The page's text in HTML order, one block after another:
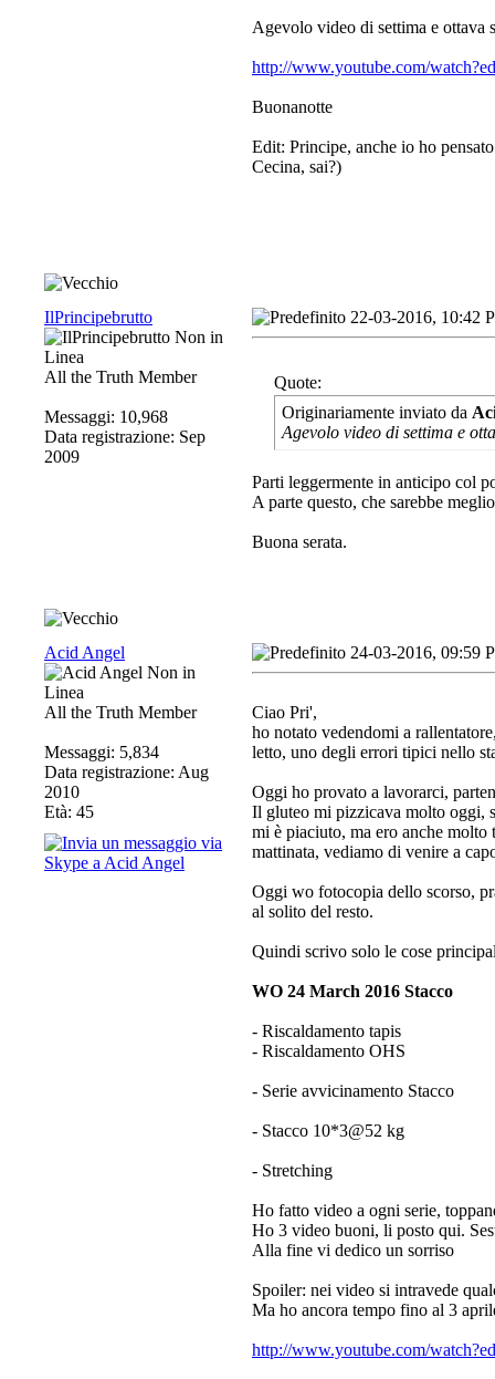
Agevolo video di settima e ottava
http://www.youtube.com/
Buonanotte
Edit: Principe, anche io ho
Cecina, sai?)
IlPrincipebrutto
All the Truth Member
Messaggi: 10,968
Data registrazione: Sep
2009
22-03-2016, 10:42
Quote:
Originariamente inviato da
Agevolo video di settima e
Parti leggermente in anticipo col
A parte questo, che sarebbe
Buona serata.
Acid Angel
All the Truth Member
Messaggi: 5,834
Data registrazione: Aug
2010
Età: 45
24-03-2016, 09:59
Ciao Pri',
ho notato vedendomi a
letto, uno degli errori tipici nello
Oggi ho provato a lavorarci,
Il gluteo mi pizzicava molto oggi,
mi è piaciuto, ma ero anche
mattinata, vediamo di venire a
Oggi wo fotocopia dello scorso,
al solito del resto.
Quindi scrivo solo le cose
WO 24 March 2016 Stacco
- Riscaldamento tapis
- Riscaldamento OHS
- Serie avvicinamento Stacco
- Stacco 10*3@52 kg
- Stretching
Ho fatto video a ogni serie,
Ho 3 video buoni, li posto qui.
Alla fine vi dedico un sorriso
Spoiler: nei video si intravede
Ma ho ancora tempo fino al 3
http://www.youtube.com/